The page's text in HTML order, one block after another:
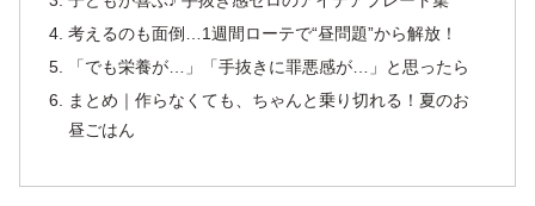
考えるのも面倒…1週間ローテで“昼問題”から解放！
「でも栄養が…」「手抜きに罪悪感が…」と思ったら
まとめ｜作らなくても、ちゃんと乗り切れる！夏のお
昼ごはん